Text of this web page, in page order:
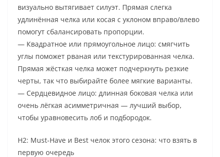
визуально вытягивает силуэт. Прямая слегка
удлинённая челка или косая с уклоном вправо/влево
помогут сбалансировать пропорции.
— Квадратное или прямоугольное лицо: смягчить
углы поможет рваная или текстурированная челка.
Прямая жёсткая челка может подчеркнуть резкие
черты, так что выбирайте более мягкие варианты.
— Сердцевидное лицо: длинная боковая челка или
очень лёгкая асимметричная — лучший выбор,
чтобы уравновесить лоб и подбородок.
H2: Must-Have и Best челок этого сезона: что взять в
первую очередь